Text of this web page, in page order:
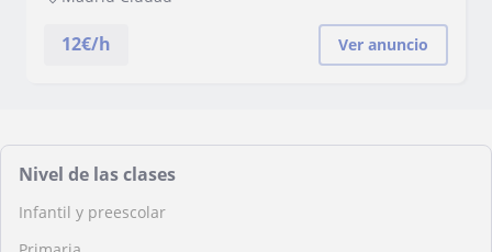
12€/h Ver anuncio
Nivel de las clases
Infantil y preescolar